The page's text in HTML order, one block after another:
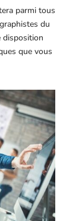
parmi tous
du
disposition
que vous